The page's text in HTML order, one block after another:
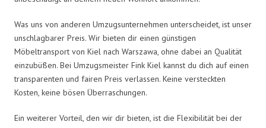
Was uns von anderen Umzugsunternehmen unterscheidet, ist unser
unschlagbarer Preis. Wir bieten dir einen günstigen
Möbeltransport von Kiel nach Warszawa, ohne dabei an Qualität
einzubüßen. Bei Umzugsmeister Fink Kiel kannst du dich auf einen
transparenten und fairen Preis verlassen. Keine versteckten
Kosten, keine bösen Überraschungen.
Ein weiterer Vorteil, den wir dir bieten, ist die Flexibilität bei der